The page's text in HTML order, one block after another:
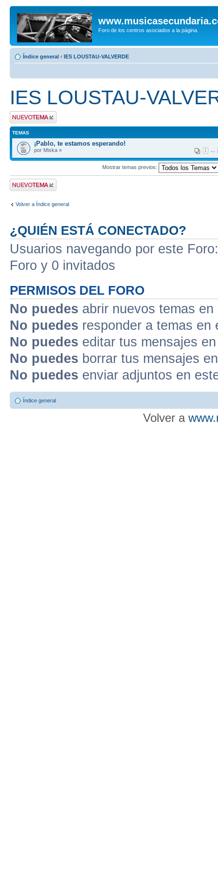
Foro de los centros asociados a la página.
Índice general ‹ IES LOUSTAU-VALVERDE
IES LOUSTAU-
Publicar un nuevo
tema
TEMAS
¡Pablo, te estamos esperando!
1
por Miska »
Mostrar temas previos:
Publicar un nuevo
tema
Volver a Índice general
¿QUIÉN ESTÁ CONECTADO?
Usuarios navegando por este
Foro y 0 invitados
PERMISOS DEL FORO
No puedes abrir nuevos temas
No puedes responder a temas en
No puedes editar tus mensajes
No puedes borrar tus mensajes
No puedes enviar adjuntos en
Índice general
Volver a